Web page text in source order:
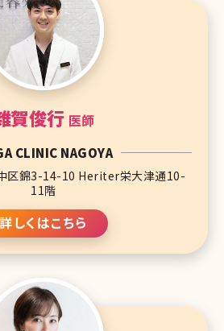
賀俊行 医師
CLINIC NAGOYA
区錦3-14-10 Heriter栄大津通10-
11階
詳しくはこちら